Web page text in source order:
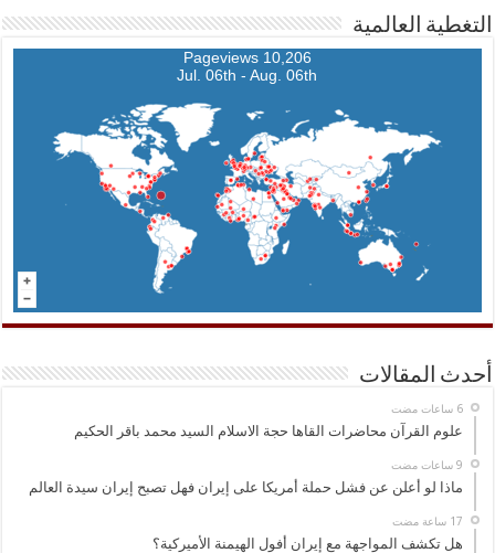
التغطية العالمية
10,206 Pageviews
Jul. 06th - Aug. 06th
أحدث المقالات
‏6 ساعات مضت
علوم القرآن محاضرات القاها حجة الاسلام السيد محمد باقر الحكيم
ماذا لو أعلن عن فشل حملة أمريكا على إيران فهل تصبح إيران سيدة العالم
هل تكشف المواجهة مع إيران أفول الهيمنة الأميركية؟